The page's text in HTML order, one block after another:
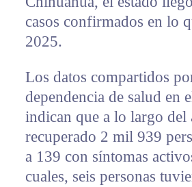
casos confirmados en lo
2025.
Los datos compartidos
dependencia de salud en
indican que a lo largo del
recuperado 2 mil 939
a 139 con síntomas
cuales, seis personas